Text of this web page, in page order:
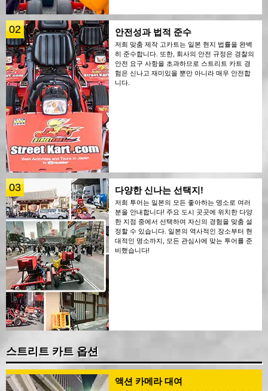
02 안전성과 법적 준수
저희 맞춤 제작 고카트는 일본 현지 법률을 완벽
히 준수합니다. 또한, 회사의 안전 규정은 경찰의
안전 요구 사항을 초과하므로 스트리트 카트 경
험은 신나고 재미있을 뿐만 아니라 매우 안전합
니다.
03 다양한 신나는 선택지!
저희 투어는 일본의 모든 좋아하는 명소로 여러
분을 안내합니다! 주요 도시 곳곳에 위치한 다양
한 지점 중에서 선택하여 자신의 경험을 맞춤 설
정할 수 있습니다. 일본의 역사적인 장소부터 현
대적인 명소까지, 모든 관심사에 맞는 투어를 준
비했습니다!
스트리트 카트 옵션
액션 카메라 대여